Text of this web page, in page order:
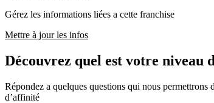
Gérez les informations liées a cette franchise
Mettre à jour les infos
Découvrez quel est votre niveau
Répondez a quelques questions qui nous
d’affinité